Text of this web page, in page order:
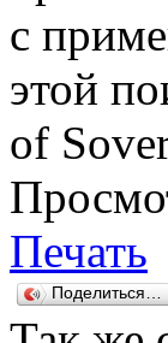
с
этой
of
Печать
Поделиться…